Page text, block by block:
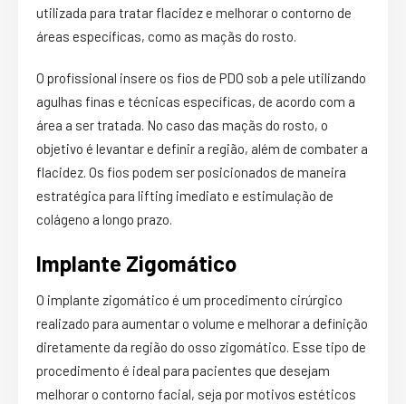
utilizada para tratar flacidez e melhorar o contorno de
áreas específicas, como as maçãs do rosto.
O profissional insere os fios de PDO sob a pele utilizando
agulhas finas e técnicas específicas, de acordo com a
área a ser tratada. No caso das maçãs do rosto, o
objetivo é levantar e definir a região, além de combater a
flacidez. Os fios podem ser posicionados de maneira
estratégica para lifting imediato e estimulação de
colágeno a longo prazo.
Implante Zigomático
O implante zigomático é um procedimento cirúrgico
realizado para aumentar o volume e melhorar a definição
diretamente da região do osso zigomático. Esse tipo de
procedimento é ideal para pacientes que desejam
melhorar o contorno facial, seja por motivos estéticos